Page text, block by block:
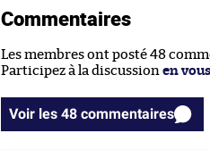
Commentaires
Les membres ont posté 48
Participez à la discussion en
Voir les 48 commentaires